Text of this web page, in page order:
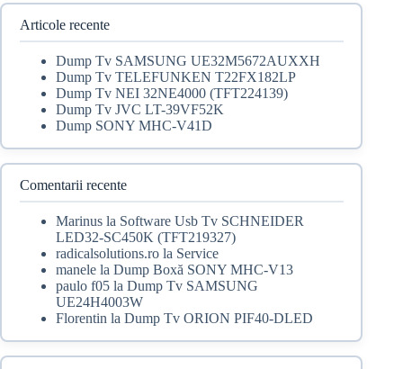
Articole recente
Dump Tv SAMSUNG UE32M5672AUXXH
Dump Tv TELEFUNKEN T22FX182LP
Dump Tv NEI 32NE4000 (TFT224139)
Dump Tv JVC LT-39VF52K
Dump SONY MHC-V41D
Comentarii recente
Marinusla Software Usb Tv SCHNEIDER
LED32-SC450K (TFT219327)
radicalsolutions.rola Service
manelela Dump Boxă SONY MHC-V13
paulo f05la Dump Tv SAMSUNG
UE24H4003W
Florentin la Dump Tv ORION PIF40-DLED